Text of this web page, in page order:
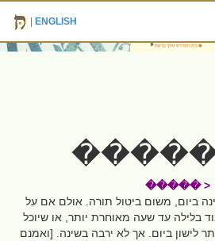
ENGLISH
����
< �����
ביום, משום ביטול תורה. אולם אם על
בלילה עד שעה מאוחרת יותר, או שיוכל
לישון ביום. אך לא ירבה בשינה. [ואמנם